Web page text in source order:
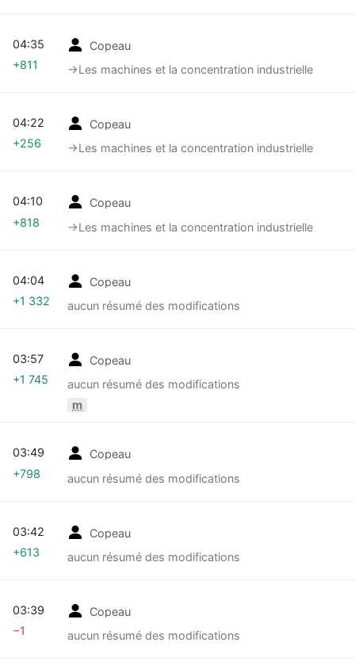
Copeau
→‎Les machines et la concentration industrielle
04:35
+811
Copeau
→‎Les machines et la concentration industrielle
04:22
+256
Copeau
→‎Les machines et la concentration industrielle
04:10
+818
Copeau
aucun résumé des modifications
04:04
+1 332
Copeau
aucun résumé des modifications
m
03:57
+1 745
Copeau
aucun résumé des modifications
03:49
+798
Copeau
aucun résumé des modifications
03:42
+613
Copeau
aucun résumé des modifications
03:39
−1